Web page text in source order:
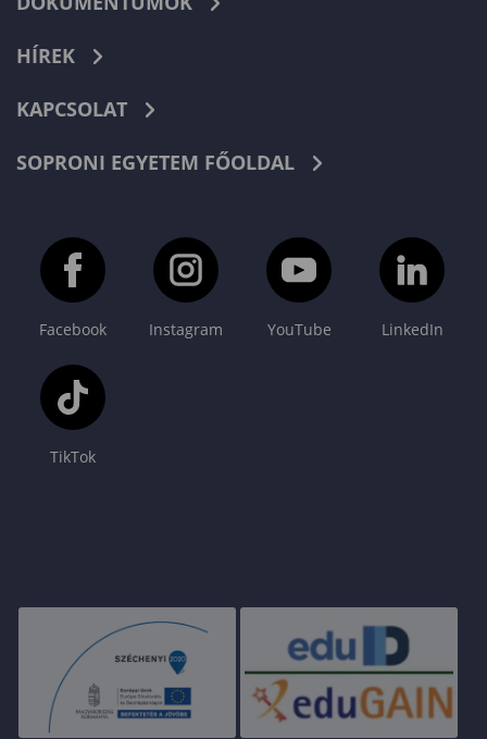
HÍREK
KAPCSOLAT
SOPRONI EGYETEM FŐOLDAL
Facebook Instagram YouTube LinkedIn
TikTok